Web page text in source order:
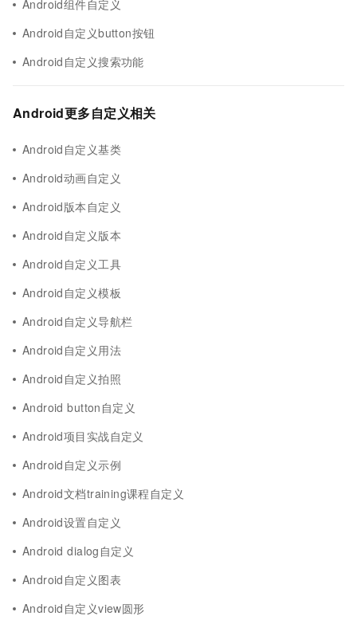
Android组件自定义
Android自定义button按钮
Android自定义搜索功能
Android更多自定义相关
Android自定义基类
Android动画自定义
Android版本自定义
Android自定义版本
Android自定义工具
Android自定义模板
Android自定义导航栏
Android自定义用法
Android自定义拍照
Android button自定义
Android项目实战自定义
Android自定义示例
Android文档training课程自定义
Android设置自定义
Android dialog自定义
Android自定义图表
Android自定义view圆形